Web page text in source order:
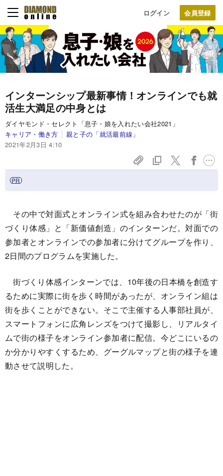
ログイン
インターンシップ最新事情！オンラインでも就
活生大満足の中身とは
ダイヤモンド・セレクト「息子・娘を入れたい会社2021」
キャリア・働き方
親と子の「就活最前線」
2021年2月3日 4:10
その中で対面式とオンライン式を組み合わせたのが「街
づくり体感」と「新価値創造」のインターンだ。対面での
参加者とオンラインでの参加者に分けてグループを作り、
2日間のプログラムを実施した。
街づくり体感インターンでは、10年後の日本橋を創造す
るために実際に街を歩く時間があったが、オンライン組は
街を歩くことができない。そこで主催する人事部社員が、
スマートフォンに広角レンズをつけて撮影し、リアルタイ
ムで街の様子をオンライン参加者に配信。今どこにいるの
か分かりやすくするため、グーグルマップと街の様子を連
動させて説明した。